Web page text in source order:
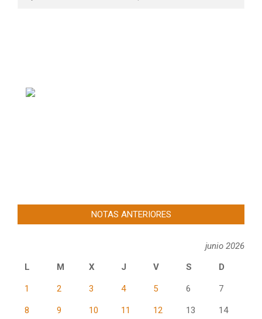
NOTAS ANTERIORES
junio 2026
L
M X J V S D
1 2 3 4 5 6 7
8 9 10 11 12 13 14